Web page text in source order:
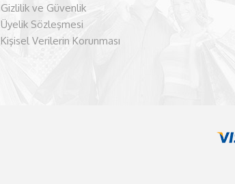
Gizlilik ve Güvenlik
Üyelik Sözleşmesi
Kişisel Verilerin Korunması